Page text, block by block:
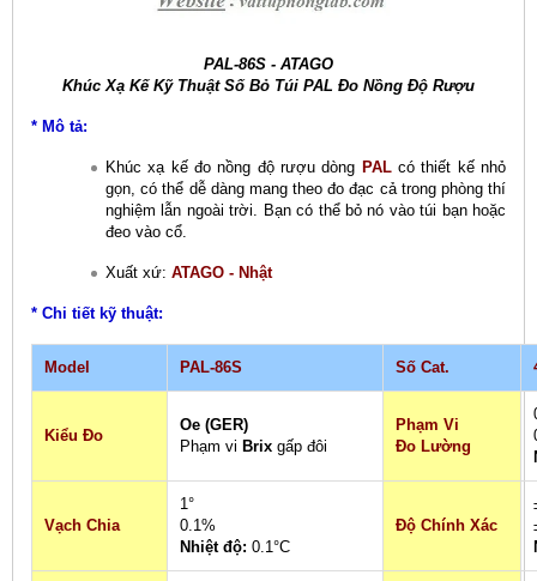
PAL-86S - ATAGO
Khúc Xạ Kế Kỹ Thuật Số Bỏ Túi PAL Đo Nồng Độ Rượu
* Mô tả:
Khúc xạ kế đo nồng độ rượu dòng PALcó thiết kế nhỏ
gọn, có thể dễ dàng mang theo đo đạc cả trong phòng thí
nghiệm lẫn ngoài trời. Bạn có thể bỏ nó vào túi bạn hoặc
đeo vào cổ.
Xuất xứ: ATAGO - Nhật
* Chi tiết kỹ thuật:
Model PAL-86S Số Cat.
Kiểu Đo
Oe (GER)
Phạm vi Brix gấp đôi
Phạm Vi
Đo Lường
Vạch Chia
1°
0.1%
Nhiệt độ: 0.1°C
Độ Chính Xác